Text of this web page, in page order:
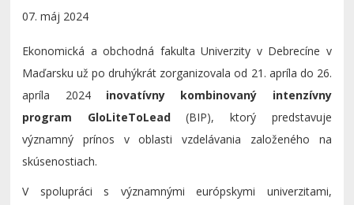
07. máj 2024
Ekonomická a obchodná fakulta Univerzity v Debrecíne v
Maďarsku už po druhýkrát zorganizovala od 21. apríla do 26.
apríla 2024 inovatívny kombinovaný intenzívny
program GloLiteToLead(BIP), ktorý predstavuje
významný prínos v oblasti vzdelávania založeného na
skúsenostiach.
V spolupráci s významnými európskymi univerzitami,